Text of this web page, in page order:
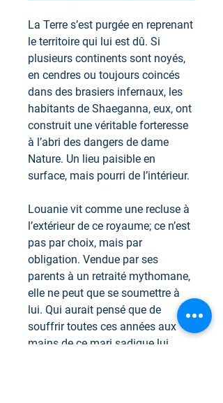
La Terre s’est purgée en reprenant
le territoire qui lui est dû. Si
plusieurs continents sont noyés,
en cendres ou toujours coincés
dans des brasiers infernaux, les
habitants de Shaeganna, eux, ont
construit une véritable forteresse
à l’abri des dangers de dame
Nature. Un lieu paisible en
surface, mais pourri de l’intérieur.
Louanie vit comme une recluse à
l’extérieur de ce royaume; ce n’est
pas par choix, mais par
obligation. Vendue par ses
parents à un retraité mythomane,
elle ne peut que se soumettre à
lui. Qui aurait pensé que de
souffrir toutes ces années aux
mains de ce mari sadique lui